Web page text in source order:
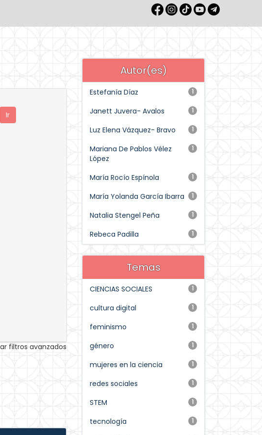
filtros avanzados
Autor(es)
1
Estefanía Díaz
1
Janett Juvera- Avalos
1
Luz Elena Vázquez- Bravo
1
Mariana De Pablos Vélez
López
1
María Rocío Espínola
1
María Yolanda García Ibarra
1
Natalia Stengel Peña
1
Rebeca Padilla
Temas
1
CIENCIAS SOCIALES
1
cultura digital
1
feminismo
1
género
1
mujeres en la ciencia
1
redes sociales
1
STEM
1
tecnología